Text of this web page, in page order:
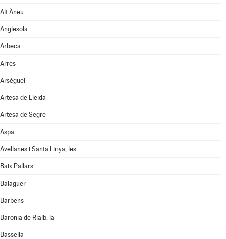
Alt Àneu
Anglesola
Arbeca
Arres
Arsèguel
Artesa de Lleida
Artesa de Segre
Aspa
Avellanes i Santa Linya, les
Baix Pallars
Balaguer
Barbens
Baronia de Rialb, la
Bassella